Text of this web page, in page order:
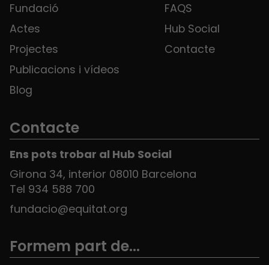
Fundació
Actes
Projectes
Publicacions i vídeos
Blog
FAQS
Hub Social
Contacte
Contacte
Ens pots trobar al Hub Social
Girona 34, interior 08010 Barcelona
Tel 934 588 700
fundacio@equitat.org
Formem part de...